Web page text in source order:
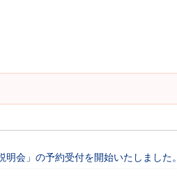
明会」の予約受付を開始いたしました。